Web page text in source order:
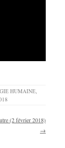
HUMAINE,
(2 février 2018)
→